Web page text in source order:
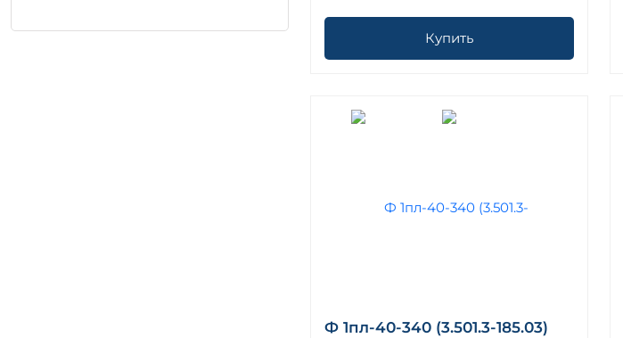
Купить
Ф 1пл-40-340 (3.501.3-185.03)